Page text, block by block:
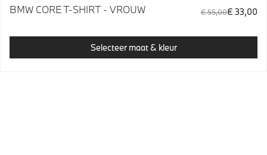
BMW CORE T-SHIRT - VROUW € 55,00€ 33,00
Selecteer maat & kleur